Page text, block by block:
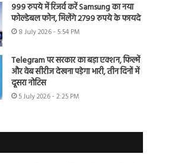
999 रुपये में रिजर्व करें Samsung का नया
फोल्डेबल फोन, मिलेंगे 2799 रुपये के फायदे
8 July 2026 - 5:54 PM
Telegram पर सरकार का बड़ा एक्शन, फिल्में
और वेब सीरीज देखना पड़ेगा भारी, तीन दिनों में
दूसरा नोटिस
5 July 2026 - 2:25 PM